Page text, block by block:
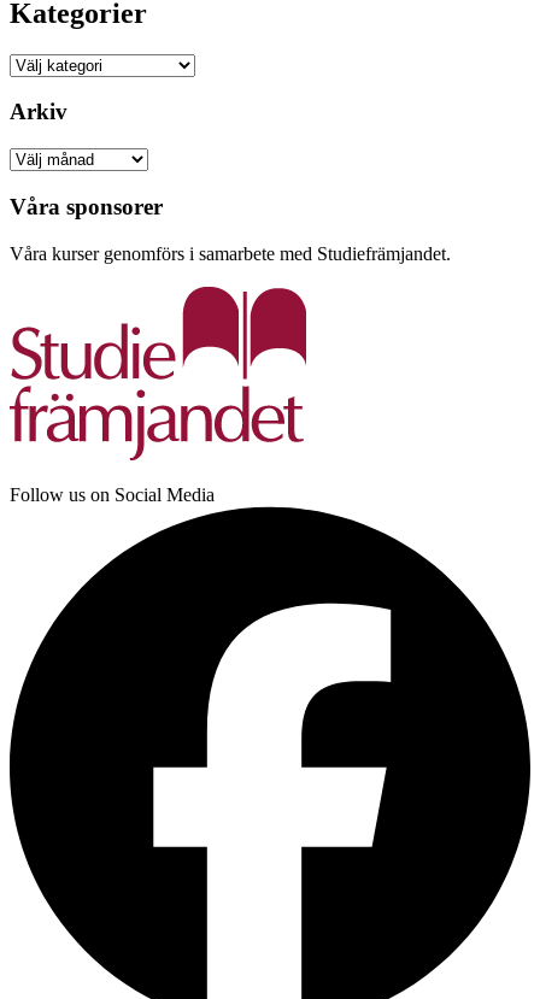
Kategorier
Kategorier
Arkiv
Arkiv
Våra sponsorer
Våra kurser genomförs i samarbete med Studiefrämjandet.
Follow us on Social Media